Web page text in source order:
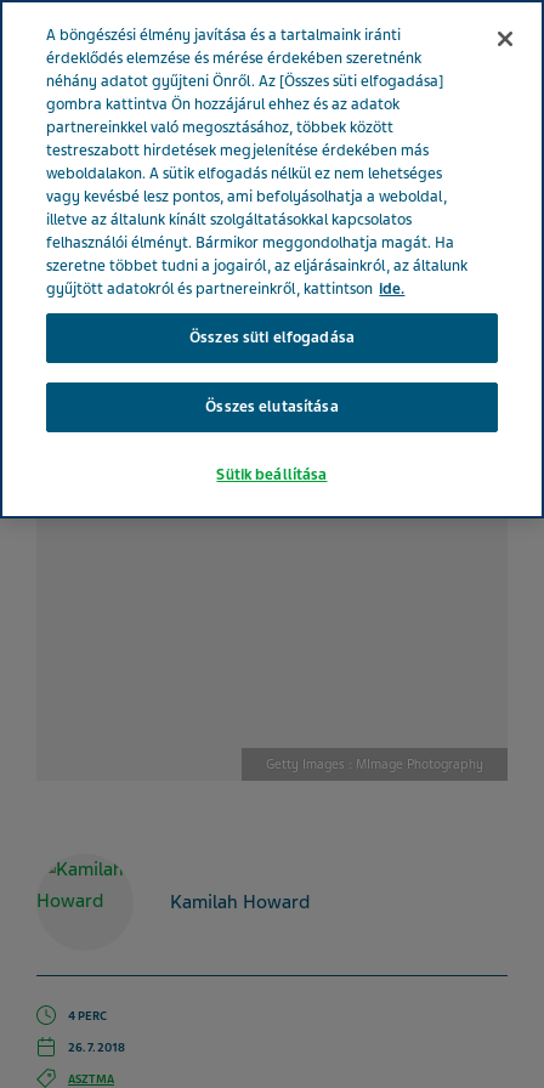
Az asztma és az allergia
egyensúlyban tartása-
Próbáljon ki három tippet!
Asztma Kardiológia Mentális
Getty Images : MImage Photography
Kamilah Howard
4 PERC
26. 7. 2018
ASZTMA
A böngészési élmény javítása és a tartalmaink iránti
érdeklődés elemzése és mérése érdekében szeretnénk
néhány adatot gyűjteni Önről. Az [Összes süti elfogadása]
gombra kattintva Ön hozzájárul ehhez és az adatok
partnereinkkel való megosztásához, többek között
testreszabott hirdetések megjelenítése érdekében más
weboldalakon. A sütik elfogadás nélkül ez nem lehetséges
vagy kevésbé lesz pontos, ami befolyásolhatja a weboldal,
illetve az általunk kínált szolgáltatásokkal kapcsolatos
felhasználói élményt. Bármikor meggondolhatja magát. Ha
szeretne többet tudni a jogairól, az eljárásainkról, az általunk
gyűjtött adatokról és partnereinkről, kattintson ide.
Összes süti elfogadása
Összes elutasítása
Sütik beállítása